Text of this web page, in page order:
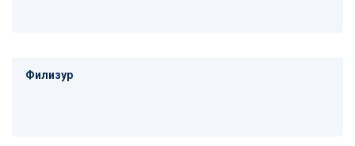
Филизур